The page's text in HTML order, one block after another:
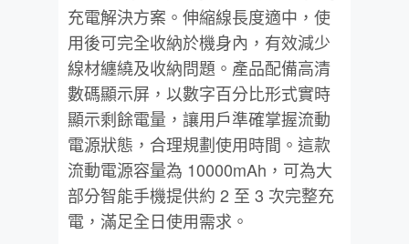
充電解決方案。伸縮線長度適中，使
用後可完全收納於機身內，有效減少
線材纏繞及收納問題。產品配備高清
數碼顯示屏，以數字百分比形式實時
顯示剩餘電量，讓用戶準確掌握流動
電源狀態，合理規劃使用時間。這款
流動電源容量為 10000mAh，可為大
部分智能手機提供約 2 至 3 次完整充
電，滿足全日使用需求。